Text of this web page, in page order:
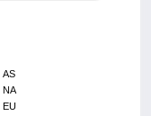
AS
NA
EU